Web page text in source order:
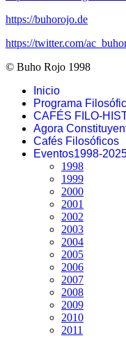
https://buhorojo.de
https://twitter.com/
© Buho Rojo 1998
Inicio
Programa
CAFÉS FILO-
Agora
Cafés Filosóficos
Eventos1998-
1998
1999
2000
2001
2002
2003
2004
2005
2006
2007
2008
2009
2010
2011